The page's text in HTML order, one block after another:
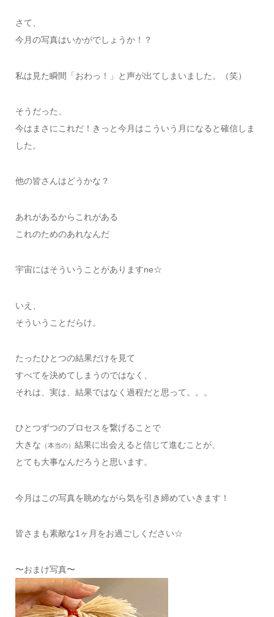
さて、
今月の写真はいかがでしょうか！？
私は見た瞬間「おわっ！」と声が出てしまいました。（笑）
そうだった、
今はまさにこれだ！きっと今月はこういう月になると確信しま
した。
他の皆さんはどうかな？
あれがあるからこれがある
これのためのあれなんだ
宇宙にはそういうことがありますne☆
いえ、
そういうことだらけ。
たったひとつの結果だけを見て
すべてを決めてしまうのではなく、
それは、実は、結果ではなく過程だと思って。。。
ひとつずつのプロセスを繋げることで
大きな （本当の） 結果に出会えると信じて進むことが、
とても大事なんだろうと思います。
今月はこの写真を眺めながら気を引き締めていきます！
皆さまも素敵な1ヶ月をお過ごしください☆
〜おまけ写真〜